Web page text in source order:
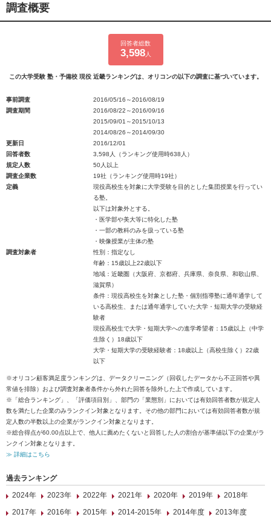
調査概要
回答者総数
3,598人
この大学受験 塾・予備校 現役 近畿ランキングは、オリコンの以下の調査に基づいています。
事前調査
2016/05/16～2016/08/19
調査期間
2016/08/22～2016/09/16
2015/09/01～2015/10/13
2014/08/26～2014/09/30
更新日
2016/12/01
回答者数
3,598人（ランキング使用時638人）
規定人数
50人以上
調査企業数
19社（ランキング使用時19社）
定義
現役高校生を対象に大学受験を目的とした集団授業を行ってい
る塾。
以下は対象外とする。
・医学部や美大等に特化した塾
・一部の教科のみを扱っている塾
・映像授業が主体の塾
調査対象者
性別：指定なし
年齢：15歳以上22歳以下
地域：近畿圏（大阪府、京都府、兵庫県、奈良県、和歌山県、
滋賀県）
条件：現役高校生を対象とした塾・個別指導塾に通年通学して
いる高校生、または通年通学していた大学・短期大学の受験経
験者
現役高校生で大学・短期大学への進学希望者：15歳以上（中学
生除く）18歳以下
大学・短期大学の受験経験者：18歳以上（高校生除く）22歳
以下
※オリコン顧客満足度ランキングは、データクリーニング（回収したデータから不正回答や異
常値を排除）および調査対象者条件から外れた回答を除外した上で作成しています。
※「総合ランキング」、「評価項目別」、部門の「業態別」においては有効回答者数が規定人
数を満たした企業のみランクイン対象となります。その他の部門においては有効回答者数が規
定人数の半数以上の企業がランクイン対象となります。
※総合得点が60.00点以上で、他人に薦めたくないと回答した人の割合が基準値以下の企業がラ
ンクイン対象となります。
≫ 詳細はこちら
過去ランキング
2024年
2023年 2022年 2021年 2020年 2019年
2018年
2017年
2016年 2015年 2014-2015年 2014年度 2013年度